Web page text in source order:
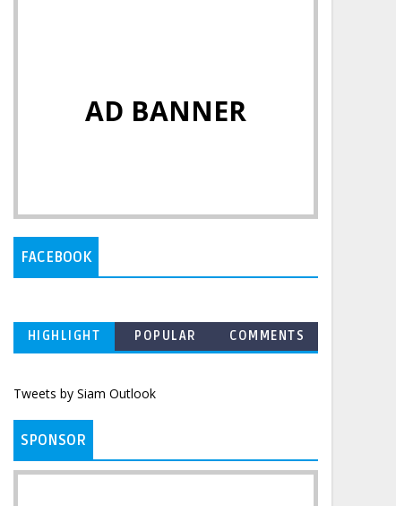
AD BANNER
FACEBOOK
HIGHLIGHT POPULAR COMMENTS
Tweets by Siam Outlook
SPONSOR